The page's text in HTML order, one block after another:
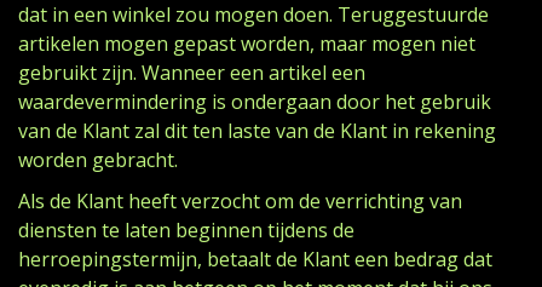
dat in een winkel zou mogen doen. Teruggestuurde
artikelen mogen gepast worden, maar mogen niet
gebruikt zijn. Wanneer een artikel een
waardevermindering is ondergaan door het gebruik
van de Klant zal dit ten laste van de Klant in rekening
worden gebracht.
Als de Klant heeft verzocht om de verrichting van
diensten te laten beginnen tijdens de
herroepingstermijn, betaalt de Klant een bedrag dat